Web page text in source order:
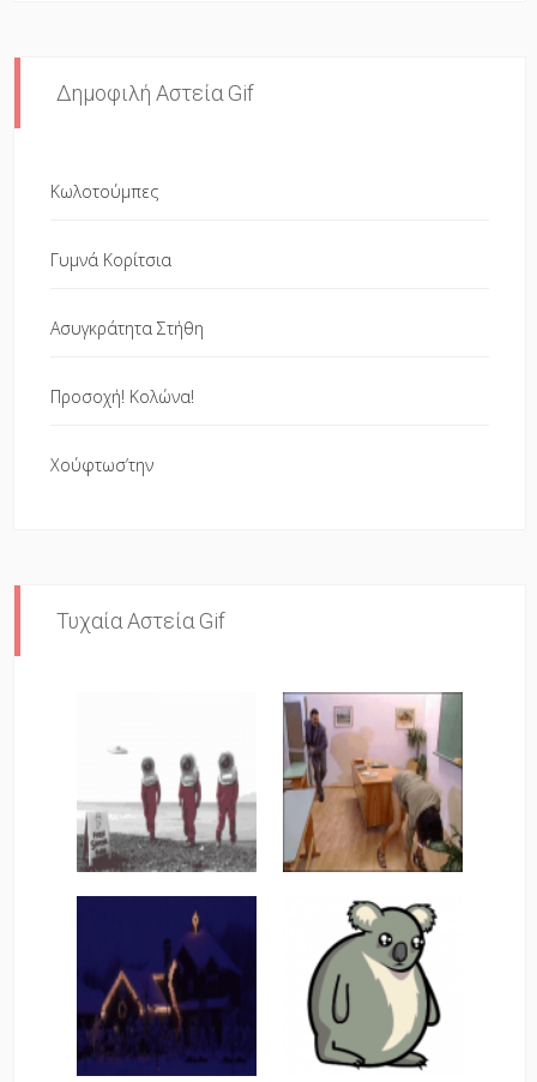
Δημοφιλή Αστεία Gif
Κωλοτούμπες
Γυμνά Κορίτσια
Ασυγκράτητα Στήθη
Προσοχή! Κολώνα!
Χούφτωσ’την
Τυχαία Αστεία Gif